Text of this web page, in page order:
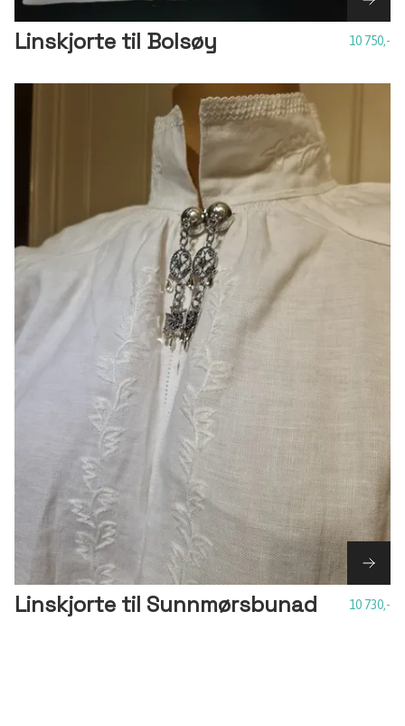
Linskjorte til Bolsøy 10 750,-
Linskjorte til Sunnmørsbunad 10 730,-